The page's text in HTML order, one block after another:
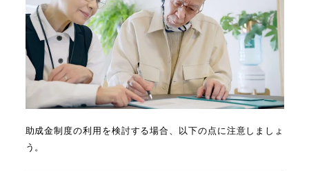
助成金制度の利用を検討する場合、以下の点に注意しましょ
う。